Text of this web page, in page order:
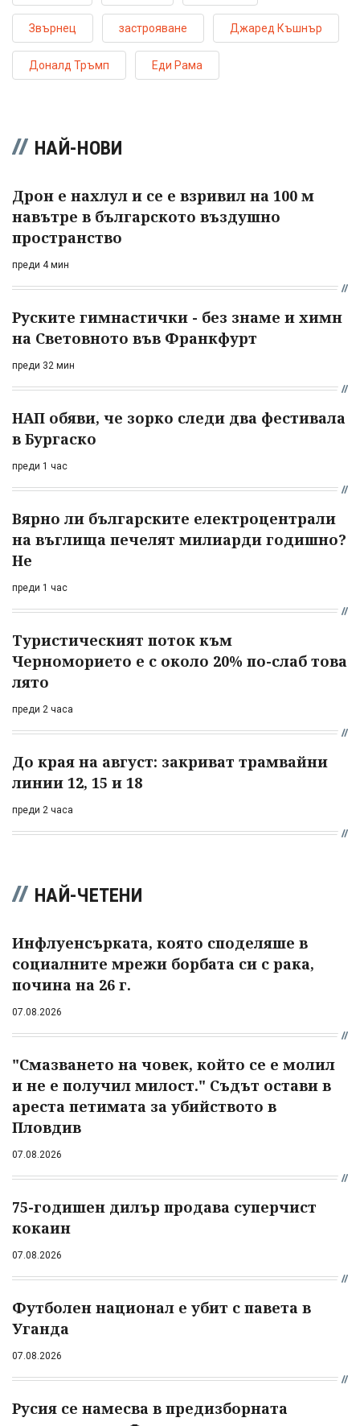
Звърнец застрояване Джаред Къшнър
Доналд Тръмп Еди Рама
НАЙ-НОВИ
Дрон е нахлул и се е взривил на 100 м
навътре в българското въздушно
пространство
преди 4 мин
Руските гимнастички - без знаме и химн
на Световното във Франкфурт
преди 32 мин
НАП обяви, че зорко следи два фестивала
в Бургаско
преди 1 час
Вярно ли българските електроцентрали
на въглища печелят милиарди годишно?
Не
преди 1 час
Туристическият поток към
Черноморието е с около 20% по-слаб това
лято
преди 2 часа
До края на август: закриват трамвайни
линии 12, 15 и 18
преди 2 часа
НАЙ-ЧЕТЕНИ
Инфлуенсърката, която споделяше в
социалните мрежи борбата си с рака,
почина на 26 г.
07.08.2026
"Смазването на човек, който се е молил
и не е получил милост." Съдът остави в
ареста петимата за убийството в
Пловдив
07.08.2026
75-годишен дилър продава суперчист
кокаин
07.08.2026
Футболен национал е убит с павета в
Уганда
07.08.2026
Русия се намесва в предизборната